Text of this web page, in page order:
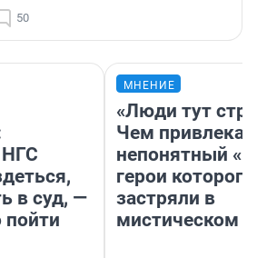
50
в суд, —
МНЕНИЕ
«Люди тут
Чем
непонятный
герои которого
застряли в
мистическом